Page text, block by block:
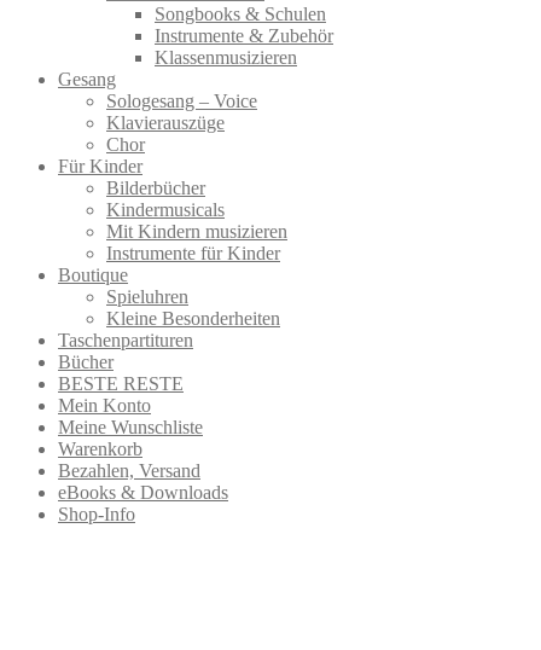
Songbooks & Schulen
Instrumente & Zubehör
Klassenmusizieren
Gesang
Sologesang – Voice
Klavierauszüge
Chor
Für Kinder
Bilderbücher
Kindermusicals
Mit Kindern musizieren
Instrumente für Kinder
Boutique
Spieluhren
Kleine Besonderheiten
Taschenpartituren
Bücher
BESTE RESTE
Mein Konto
Meine Wunschliste
Warenkorb
Bezahlen, Versand
eBooks & Downloads
Shop-Info